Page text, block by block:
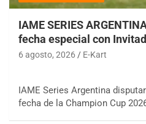
IAME SERIES
fecha especial con
6 agosto, 2026 E-Kart
IAME Series Argentina
fecha de la Champion Cup